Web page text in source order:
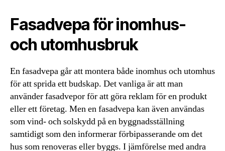
Fasadvepa för inomhus-
och utomhusbruk
En fasadvepa går att montera både inomhus och utomhus
för att sprida ett budskap. Det vanliga är att man
använder fasadvepor för att göra reklam för en produkt
eller ett företag. Men en fasadvepa kan även användas
som vind- och solskydd på en byggnadsställning
samtidigt som den informerar förbipasserande om det
hus som renoveras eller byggs. I jämförelse med andra